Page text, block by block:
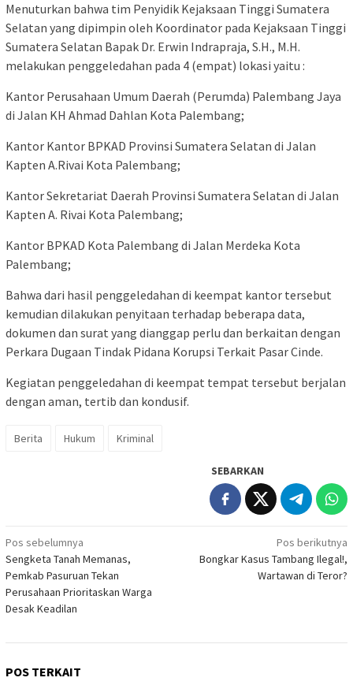
Menuturkan bahwa tim Penyidik Kejaksaan Tinggi Sumatera
Selatan yang dipimpin oleh Koordinator pada Kejaksaan Tinggi
Sumatera Selatan Bapak Dr. Erwin Indrapraja, S.H., M.H.
melakukan penggeledahan pada 4 (empat) lokasi yaitu :
Kantor Perusahaan Umum Daerah (Perumda) Palembang Jaya
di Jalan KH Ahmad Dahlan Kota Palembang;
Kantor Kantor BPKAD Provinsi Sumatera Selatan di Jalan
Kapten A.Rivai Kota Palembang;
Kantor Sekretariat Daerah Provinsi Sumatera Selatan di Jalan
Kapten A. Rivai Kota Palembang;
Kantor BPKAD Kota Palembang di Jalan Merdeka Kota
Palembang;
Bahwa dari hasil penggeledahan di keempat kantor tersebut
kemudian dilakukan penyitaan terhadap beberapa data,
dokumen dan surat yang dianggap perlu dan berkaitan dengan
Perkara Dugaan Tindak Pidana Korupsi Terkait Pasar Cinde.
Kegiatan penggeledahan di keempat tempat tersebut berjalan
dengan aman, tertib dan kondusif.
Berita Hukum Kriminal
SEBARKAN
Navigasi
pos
Pos sebelumnya
Sengketa Tanah Memanas,
Pemkab Pasuruan Tekan
Perusahaan Prioritaskan Warga
Desak Keadilan
Pos berikutnya
Bongkar Kasus Tambang Ilegal!,
Wartawan di Teror?
POS TERKAIT